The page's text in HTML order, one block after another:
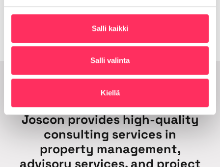
Salli kaikki
Salli valinta
Kiellä
Etusivu – English
Joscon provides high-quality
consulting services in
property management,
advisory services, and project